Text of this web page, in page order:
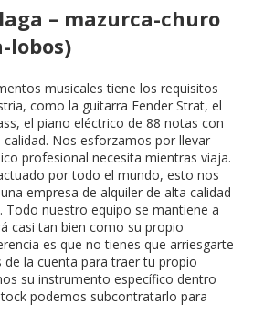
– mazurca-churo
lobos)
musicales tiene los requisitos
como la guitarra Fender Strat, el
el piano eléctrico de 88 notas con
Nos esforzamos por llevar
profesional necesita mientras viaja.
por todo el mundo, esto nos
empresa de alquiler de alta calidad
Todo nuestro equipo se mantiene a
casi tan bien como su propio
es que no tienes que arriesgarte
de la cuenta para traer tu propio
su instrumento específico dentro
podemos subcontratarlo para